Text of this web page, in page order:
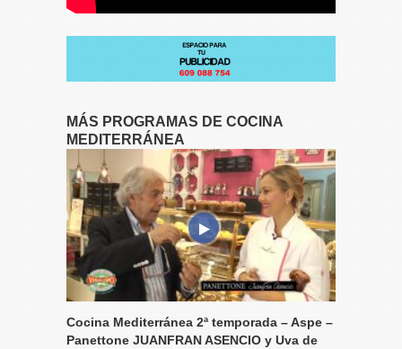
MÁS PROGRAMAS DE COCINA
MEDITERRÁNEA
Cocina Mediterránea 2ª temporada – Aspe –
Panettone JUANFRAN ASENCIO y Uva de